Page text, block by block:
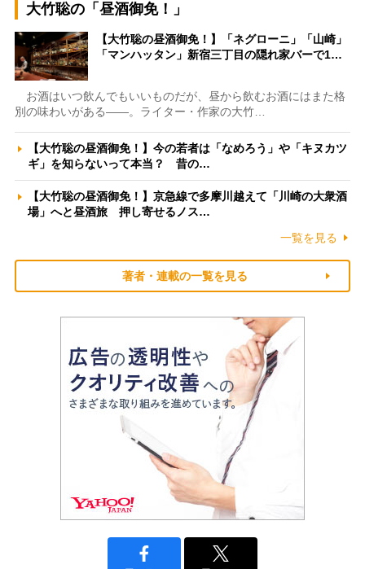
大竹聡の「昼酒御免！」
【大竹聡の昼酒御免！】「ネグローニ」「山崎」
「マンハッタン」新宿三丁目の隠れ家バーで1…
お酒はいつ飲んでもいいものだが、昼から飲むお酒にはまた格
別の味わいがある――。ライター・作家の大竹…
【大竹聡の昼酒御免！】今の若者は「なめろう」や「キヌカツ
ギ」を知らないって本当？ 昔の…
【大竹聡の昼酒御免！】京急線で多摩川越えて「川崎の大衆酒
場」へと昼酒旅 押し寄せるノス…
一覧を見る
著者・連載の一覧を見る